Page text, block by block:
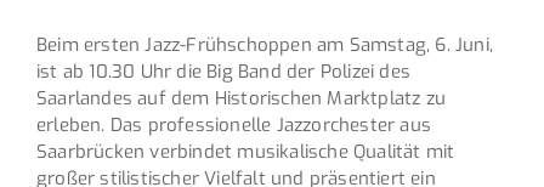
Beim ersten Jazz-Frühschoppen am Samstag, 6. Juni,
ist ab 10.30 Uhr die Big Band der Polizei des
Saarlandes auf dem Historischen Marktplatz zu
erleben. Das professionelle Jazzorchester aus
Saarbrücken verbindet musikalische Qualität mit
großer stilistischer Vielfalt und präsentiert ein